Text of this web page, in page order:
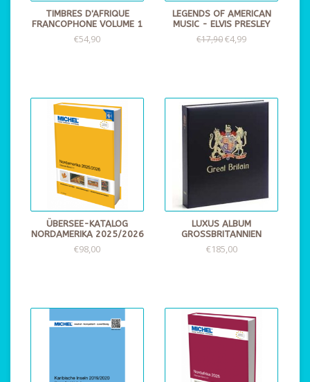
TIMBRES D'AFRIQUE
FRANCOPHONE VOLUME 1
€54,90
LEGENDS OF AMERICAN
MUSIC - ELVIS PRESLEY
€17,90€4,99
ÜBERSEE-KATALOG
NORDAMERIKA 2025/2026
€98,00
LUXUS ALBUM
GROSSBRITANNIEN
€185,00